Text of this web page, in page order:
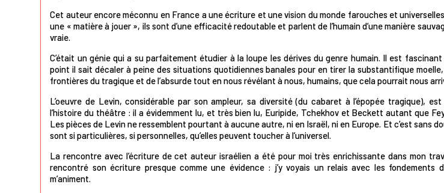
Cet auteur encore méconnu en France a une écriture et une vision du monde farouches et
une « matière à jouer », ils sont d’une efficacité redoutable et parlent de l’humain d’une manière
vraie.
C’était un génie qui a su parfaitement étudier à la loupe les dérives du genre humain. Il est fascinant
point il sait décaler à peine des situations quotidiennes banales pour en tirer la substantifique
frontières du tragique et de l’absurde tout en nous révélant à nous, humains, que cela pourrait nous
L’oeuvre de Levin, considérable par son ampleur, sa diversité (du cabaret à l’épopée tragique),
l’histoire du théâtre : il a évidemment lu, et très bien lu, Euripide, Tchekhov et Beckett autant que
Les pièces de Levin ne ressemblent pourtant à aucune autre, ni en Israël, ni en Europe. Et c’est sans
sont si particulières, si personnelles, qu’elles peuvent toucher à l’universel.
La rencontre avec l’écriture de cet auteur israélien a été pour moi très enrichissante dans mon
rencontré son écriture presque comme une évidence : j’y voyais un relais avec les fondements
m’animent.